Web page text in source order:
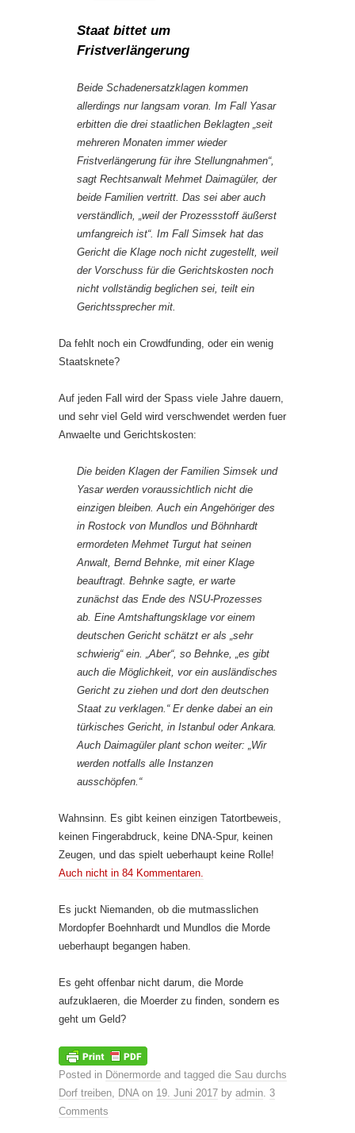
Staat bittet um
Fristverlängerung
Beide Schadenersatzklagen kommen
allerdings nur langsam voran. Im Fall Yasar
erbitten die drei staatlichen Beklagten „seit
mehreren Monaten immer wieder
Fristverlängerung für ihre Stellungnahmen“,
sagt Rechtsanwalt Mehmet Daimagüler, der
beide Familien vertritt. Das sei aber auch
verständlich, „weil der Prozessstoff äußerst
umfangreich ist“. Im Fall Simsek hat das
Gericht die Klage noch nicht zugestellt, weil
der Vorschuss für die Gerichtskosten noch
nicht vollständig beglichen sei, teilt ein
Gerichtssprecher mit.
Da fehlt noch ein Crowdfunding, oder ein wenig
Staatsknete?
Auf jeden Fall wird der Spass viele Jahre dauern,
und sehr viel Geld wird verschwendet werden fuer
Anwaelte und Gerichtskosten:
Die beiden Klagen der Familien Simsek und
Yasar werden voraussichtlich nicht die
einzigen bleiben. Auch ein Angehöriger des
in Rostock von Mundlos und Böhnhardt
ermordeten Mehmet Turgut hat seinen
Anwalt, Bernd Behnke, mit einer Klage
beauftragt. Behnke sagte, er warte
zunächst das Ende des NSU-Prozesses
ab. Eine Amtshaftungsklage vor einem
deutschen Gericht schätzt er als „sehr
schwierig“ ein. „Aber“, so Behnke, „es gibt
auch die Möglichkeit, vor ein ausländisches
Gericht zu ziehen und dort den deutschen
Staat zu verklagen.“ Er denke dabei an ein
türkisches Gericht, in Istanbul oder Ankara.
Auch Daimagüler plant schon weiter: „Wir
werden notfalls alle Instanzen
ausschöpfen.“
Wahnsinn. Es gibt keinen einzigen Tatortbeweis,
keinen Fingerabdruck, keine DNA-Spur, keinen
Zeugen, und das spielt ueberhaupt keine Rolle!
Auch nicht in 84 Kommentaren.
Es juckt Niemanden, ob die mutmasslichen
Mordopfer Boehnhardt und Mundlos die Morde
ueberhaupt begangen haben.
Es geht offenbar nicht darum, die Morde
aufzuklaeren, die Moerder zu finden, sondern es
geht um Geld?
Posted in Dönermorde and tagged die Sau durchs
Dorf treiben, DNAon 19. Juni 2017 by admin. 3
Comments